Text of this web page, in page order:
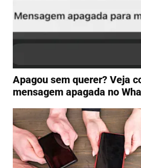
Apagou sem querer? Veja
mensagem apagada no